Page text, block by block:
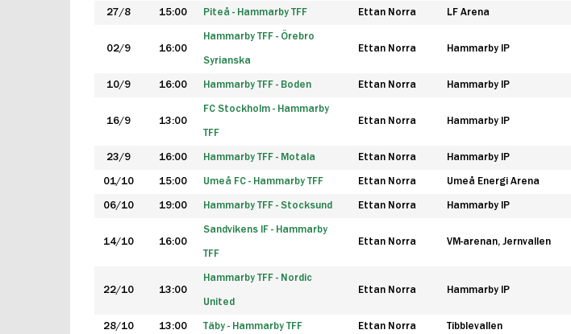
27/8 15:00 Piteå - Hammarby TFF Ettan Norra LF Arena
02/9 16:00
Hammarby TFF - Örebro
Syrianska
Ettan Norra Hammarby IP
10/9 16:00 Hammarby TFF - Boden Ettan Norra Hammarby IP
16/9 13:00
FC Stockholm - Hammarby
TFF
Ettan Norra Hammarby IP
23/9 16:00 Hammarby TFF - Motala Ettan Norra Hammarby IP
01/10 15:00 Umeå FC - Hammarby TFF Ettan Norra Umeå Energi Arena
06/10 19:00 Hammarby TFF - Stocksund Ettan Norra Hammarby IP
14/10 16:00
Sandvikens IF - Hammarby
TFF
Ettan Norra VM-arenan, Jernvallen
22/10 13:00
Hammarby TFF - Nordic
United
Ettan Norra Hammarby IP
28/10 13:00 Täby - Hammarby TFF Ettan Norra Tibblevallen